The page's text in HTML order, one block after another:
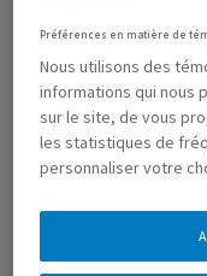
SCILLE DE
Scilla siberica
Préférences en matière de
Nous utilisons des
informations qui nous
sur le site, de vous
les statistiques de
personnaliser votre